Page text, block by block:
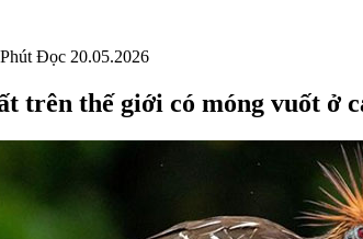
Đọc 20.05.2026
trên thế giới có móng vuốt ở